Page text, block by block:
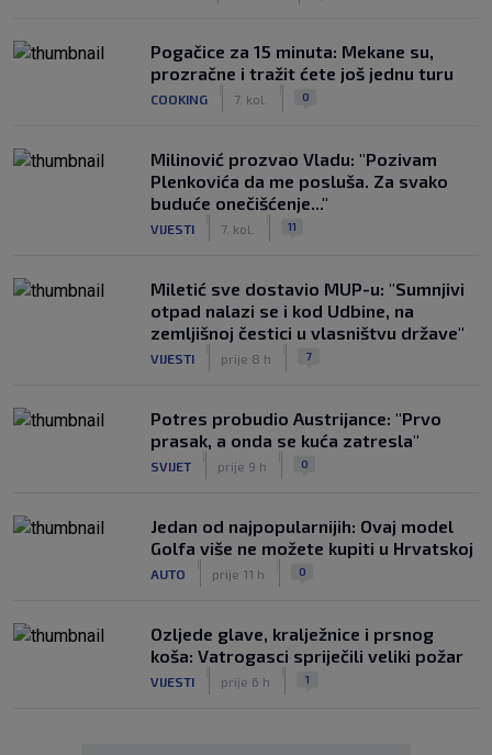
Pogačice za 15 minuta: Mekane su,
prozračne i tražit ćete još jednu turu
COOKING 7. kol. 0
Milinović prozvao Vladu: "Pozivam
Plenkovića da me posluša. Za svako
buduće onečišćenje..."
VIJESTI 7. kol. 11
Miletić sve dostavio MUP-u: "Sumnjivi
otpad nalazi se i kod Udbine, na
zemljišnoj čestici u vlasništvu države"
VIJESTI prije 8 h 7
Potres probudio Austrijance: "Prvo
prasak, a onda se kuća zatresla"
SVIJET prije 9 h 0
Jedan od najpopularnijih: Ovaj model
Golfa više ne možete kupiti u Hrvatskoj
AUTO prije 11 h 0
Ozljede glave, kralježnice i prsnog
koša: Vatrogasci spriječili veliki požar
VIJESTI prije 6 h 1